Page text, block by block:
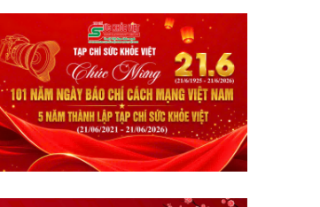
nhân dân